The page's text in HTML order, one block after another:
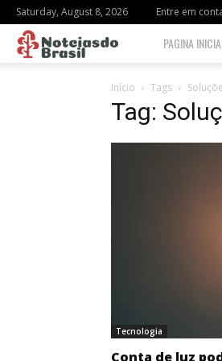
Saturday, August 8, 2026 Entre em
Notciasdo
Brasil
PAGINA
Início Tags
Tag:
Tecnologia
Conta de luz